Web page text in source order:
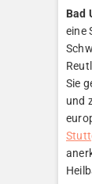
Bad
eine
Sie
und